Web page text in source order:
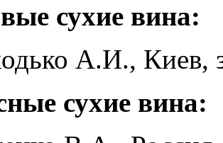
сухие вина:
А.И., Киев,
сухие вина: